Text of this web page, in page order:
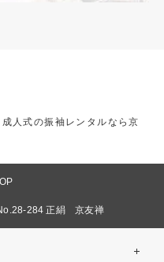
人式の振袖レンタルなら京
284 正絹 京友禅